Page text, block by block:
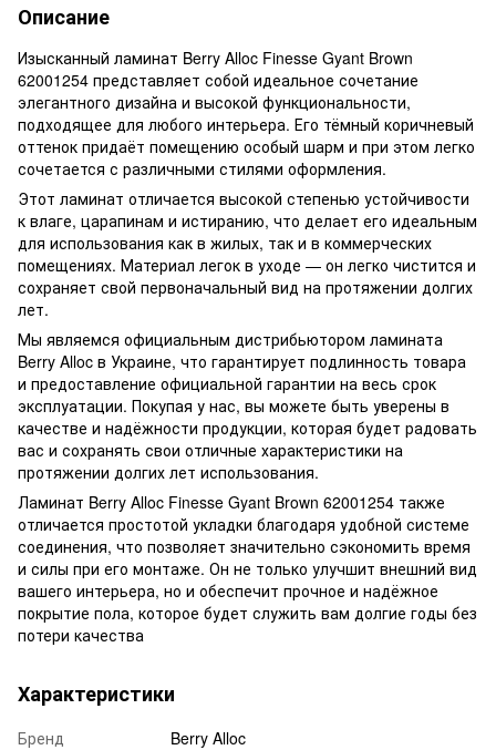
Описание
Изысканный ламинат Berry Alloc Finesse Gyant Brown
62001254 представляет собой идеальное сочетание
элегантного дизайна и высокой функциональности,
подходящее для любого интерьера. Его тёмный коричневый
оттенок придаёт помещению особый шарм и при этом легко
сочетается с различными стилями оформления.
Этот ламинат отличается высокой степенью устойчивости
к влаге, царапинам и истиранию, что делает его идеальным
для использования как в жилых, так и в коммерческих
помещениях. Материал легок в уходе — он легко чистится и
сохраняет свой первоначальный вид на протяжении долгих
лет.
Мы являемся официальным дистрибьютором ламината
Berry Alloc в Украине, что гарантирует подлинность товара
и предоставление официальной гарантии на весь срок
эксплуатации. Покупая у нас, вы можете быть уверены в
качестве и надёжности продукции, которая будет радовать
вас и сохранять свои отличные характеристики на
протяжении долгих лет использования.
Ламинат Berry Alloc Finesse Gyant Brown 62001254 также
отличается простотой укладки благодаря удобной системе
соединения, что позволяет значительно сэкономить время
и силы при его монтаже. Он не только улучшит внешний вид
вашего интерьера, но и обеспечит прочное и надёжное
покрытие пола, которое будет служить вам долгие годы без
потери качества
Характеристики
Бренд Berry Alloc